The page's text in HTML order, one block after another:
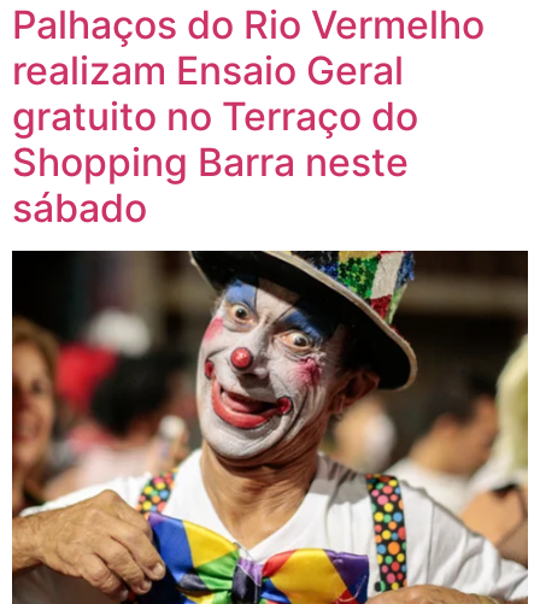
Palhaços do Rio Vermelho
realizam Ensaio Geral
gratuito no Terraço do
Shopping Barra neste
sábado